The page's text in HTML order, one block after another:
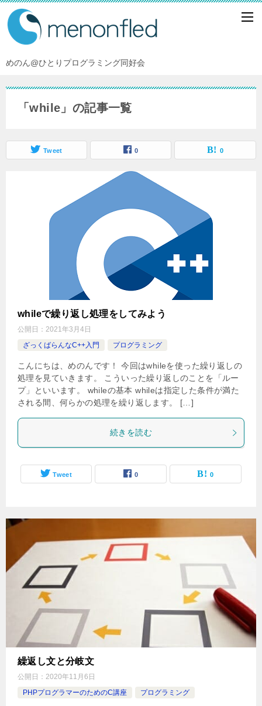
めのん@ひとりプログラミング同好会
「while」の記事一覧
Tweet 0 0
whileで繰り返し処理をしてみよう
公開日： 2021年3月4日
ざっくばらんなC++入門
プログラミング
こんにちは、めのんです！ 今回はwhileを使った繰り返しの
処理を見ていきます。 こういった繰り返しのことを「ルー
プ」といいます。 whileの基本 whileは指定した条件が満た
される間、何らかの処理を繰り返します。 […]
続きを読む
Tweet 0 0
繰返し文と分岐文
公開日： 2020年11月6日
PHPプログラマーのためのC講座
プログラミング